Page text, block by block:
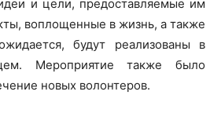
и цели, предоставляемые им
воплощенные в жизнь, а также
будут реализованы в
Мероприятие также было
новых волонтеров.